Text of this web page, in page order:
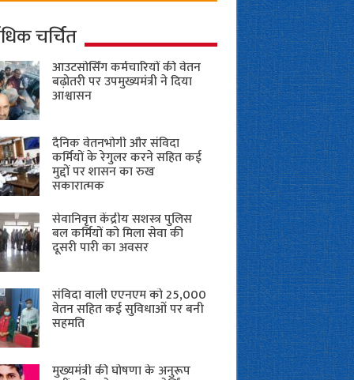
चर्चित
आउटसोर्सिंग कर्मचारियों की वेतन
बढ़ोतरी पर उपमुख्यमंत्री ने दिया
आश्वासन
दैनिक वेतनभोगी और संविदा
कर्मियों के रेगुलर करने सहित कई
मुद्दों पर शासन का रुख
सकारात्मक
सेवानिवृत्त केंद्रीय सशस्त्र पुलिस
बल ​कर्मियों को मिला सेवा की
दूसरी पारी का अवसर
संविदा वाली एएनएम को 25,000
वेतन सहित कई सुविधाओं पर बनी
सहमति
मुख्यमंत्री की घोषणा के अनुरूप